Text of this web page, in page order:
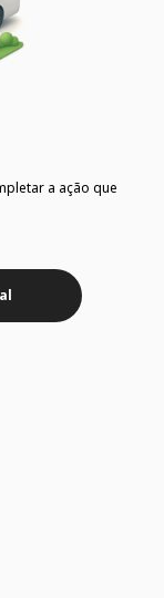
a ação que